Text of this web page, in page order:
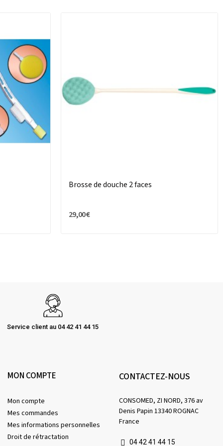
Brosse de douche 2 faces
29,00 €
Service client au 04 42 41 44 15
MON COMPTE
Mon compte
Mes commandes
Mes informations personnelles
Droit de rétractation
CONTACTEZ-NOUS
CONSOMED, ZI NORD, 376 av
Denis Papin 13340 ROGNAC
France
04 42 41 44 15